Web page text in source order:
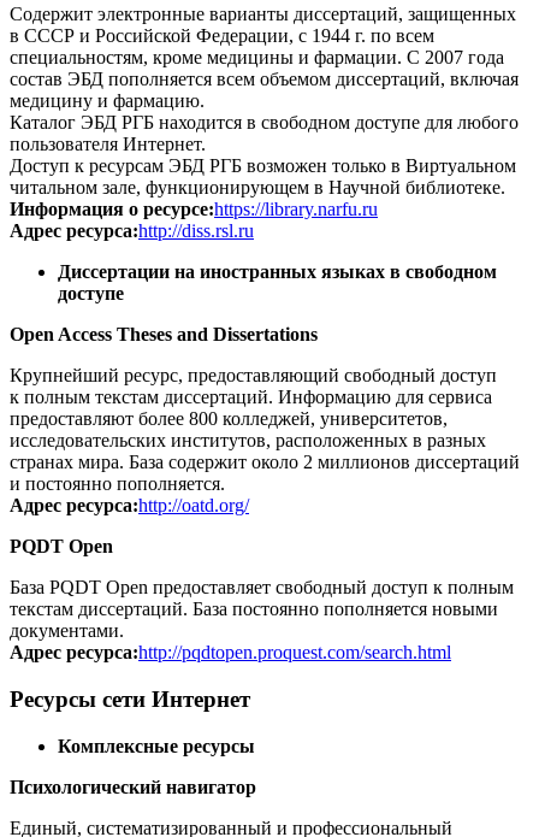
Содержит электронные варианты диссертаций, защищенных
в СССР и Российской Федерации, с 1944 г. по всем
специальностям, кроме медицины и фармации. С 2007 года
состав ЭБД пополняется всем объемом диссертаций, включая
медицину и фармацию.
Каталог ЭБД РГБ находится в свободном доступе для любого
пользователя Интернет.
Доступ к ресурсам ЭБД РГБ возможен только в Виртуальном
читальном зале, функционирующем в Научной библиотеке.
Информация о ресурсе:https://library.narfu.ru
Адрес ресурса:http://diss.rsl.ru
Диссертации на иностранных языках в свободном
доступе
Open Access Theses and Dissertations
Крупнейший ресурс, предоставляющий свободный доступ
к полным текстам диссертаций. Информацию для сервиса
предоставляют более 800 колледжей, университетов,
исследовательских институтов, расположенных в разных
странах мира. База содержит около 2 миллионов диссертаций
и постоянно пополняется.
Адрес ресурса:http://oatd.org/
PQDT Open
База PQDT Open предоставляет свободный доступ к полным
текстам диссертаций. База постоянно пополняется новыми
документами.
Адрес ресурса:http://pqdtopen.proquest.com/search.html
Ресурсы сети Интернет
Комплексные ресурсы
Психологический навигатор
Единый, систематизированный и профессиональный